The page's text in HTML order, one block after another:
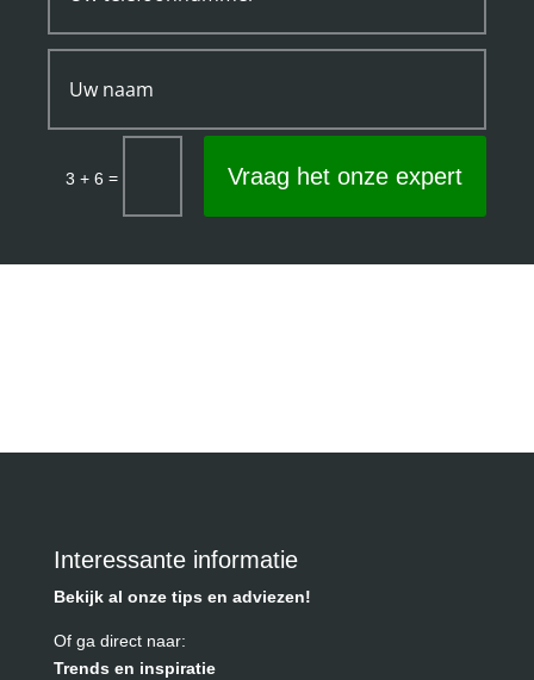
3 + 6 = Vraag het onze expert
Interessante informatie
Bekijk al onze tips en adviezen!
Of ga direct naar:
Trends en inspiratie